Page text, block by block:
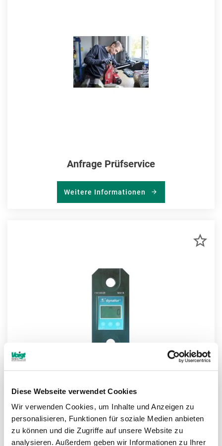
Diese Webseite verwendet Cookies
Wir verwenden Cookies, um Inhalte und Anzeigen zu
personalisieren, Funktionen für soziale Medien anbieten
zu können und die Zugriffe auf unsere Website zu
analysieren. Außerdem geben wir Informationen zu Ihrer
Anfrage Prüfservice
Weitere Informationen
Lastanzeige -digital- Typ LLX1
Weitere Informationen